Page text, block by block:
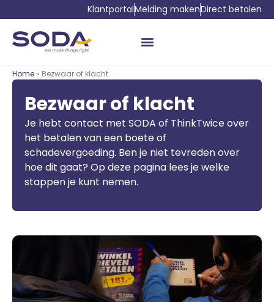
KlantportalMelding makenDirect betalen
Home » Bezwaar of klacht
Bezwaar of klacht
Je hebt contact met SODA of ThinkTwice over
het betalen van een boete of
schadevergoeding. Ben je niet tevreden over
hoe dit gaat? Op deze pagina lees je welke
stappen je kunt nemen.